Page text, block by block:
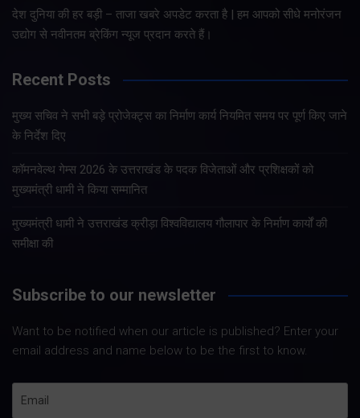
देश दुनिया की हर बड़ी – ताजा खबरे अपडेट करता है | हम आपको सीधे मनोरंजन
उद्योग से नवीनतम ब्रेकिंग न्यूज प्रदान करते हैं।
Recent Posts
मुख्य सचिव ने सभी बड़े प्रोजेक्ट्स का निर्माण कार्य नियमित समय पर पूर्ण किए जाने
के निर्देश दिए
कॉमनवेल्थ गेम्स 2026 के उत्तराखंड के पदक विजेताओं और प्रशिक्षकों को
मुख्यमंत्री धामी ने किया सम्मानित
मुख्यमंत्री धामी ने उत्तराखंड क्रीड़ा विश्वविद्यालय गौलापार के निर्माण कार्यों की
समीक्षा की
Subscribe to our newsletter
Want to be notified when our article is published? Enter your
email address and name below to be the first to know.